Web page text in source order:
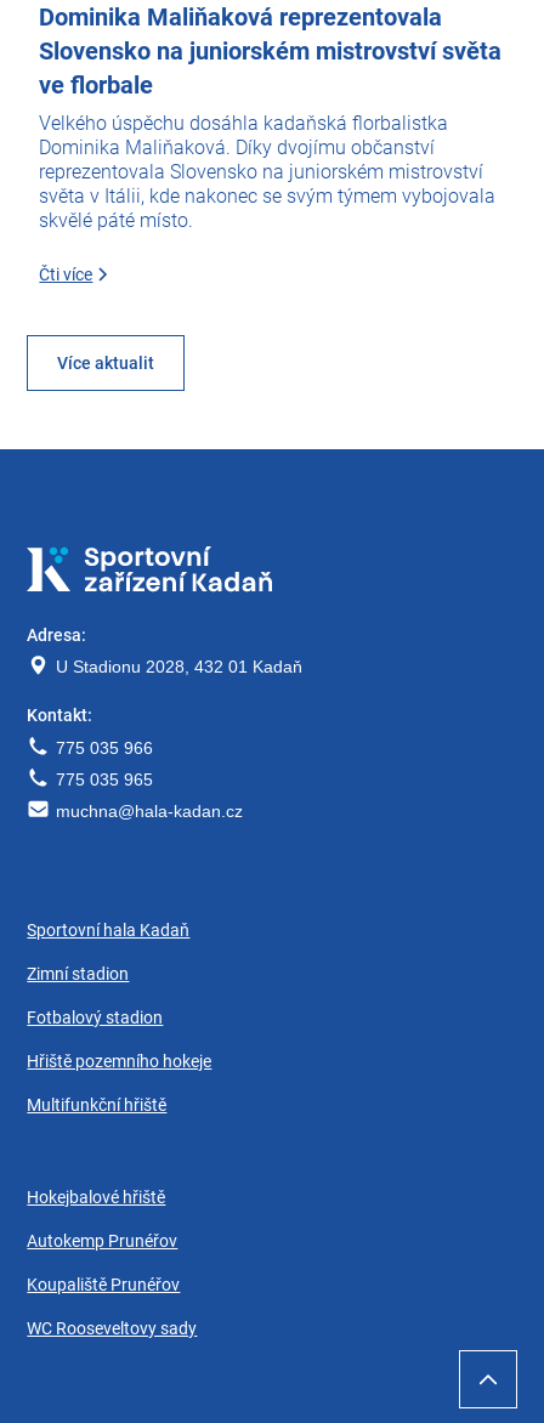
Dominika Maliňaková reprezentovala
Slovensko na juniorském mistrovství světa
ve florbale
Velkého úspěchu dosáhla kadaňská florbalistka
Dominika Maliňaková. Díky dvojímu občanství
reprezentovala Slovensko na juniorském mistrovství
světa v Itálii, kde nakonec se svým týmem vybojovala
skvělé páté místo.
Čti více
Více aktualit
Adresa:
U Stadionu 2028, 432 01 Kadaň
Kontakt:
775 035 966
775 035 965
muchna@hala-kadan.cz
Sportovní hala Kadaň
Zimní stadion
Fotbalový stadion
Hřiště pozemního hokeje
Multifunkční hřiště
Hokejbalové hřiště
Autokemp Prunéřov
Koupaliště Prunéřov
WC Rooseveltovy sady